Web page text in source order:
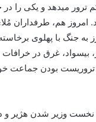
ترور میدهد و یکی را
هم، طرفداران
جنگ با پهلوی برخاسته
بیسواد، غرق در
تروریست بودن جماعت
وزیر شدن هژیر و